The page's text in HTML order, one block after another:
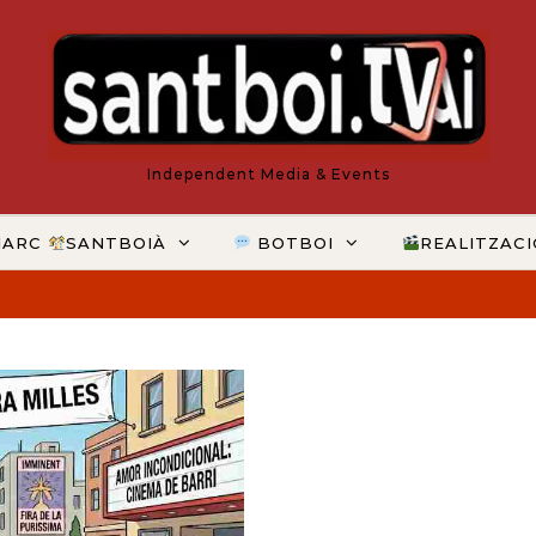
Independent Media & Events
SANTBOIÀ BOTBOI